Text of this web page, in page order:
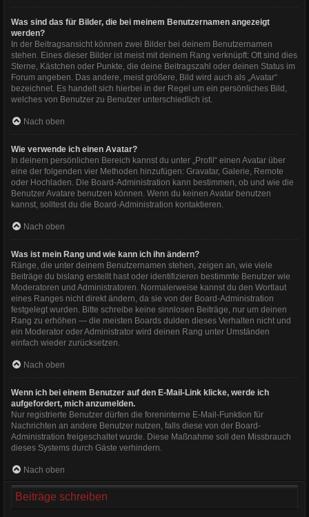
Was sind das für Bilder, die bei meinem Benutzernamen angezeigt
werden?
In der Beitragsansicht können zwei Bilder bei deinem Benutzernamen
stehen. Eines dieser Bilder ist meist mit deinem Rang verknüpft: Oft sind dies
Sterne, Kästchen oder Punkte, die deine Beitragszahl oder deinen Status im
Forum angeben. Das andere, meist größere, Bild wird auch als „Avatar“
bezeichnet. Es handelt sich hierbei in der Regel um ein persönliches Bild,
welches von Benutzer zu Benutzer unterschiedlich ist.
Nach oben
Wie verwende ich einen Avatar?
In deinem persönlichen Bereich kannst du unter „Profil“ einen Avatar über
eine der folgenden vier Methoden hinzufügen: Gravatar, Galerie, Remote
oder Hochladen. Die Board-Administration kann bestimmen, ob und wie die
Benutzer Avatare benutzen können. Wenn du keinen Avatar benutzen
kannst, solltest du die Board-Administration kontaktieren.
Nach oben
Was ist mein Rang und wie kann ich ihn ändern?
Ränge, die unter deinem Benutzernamen stehen, zeigen an, wie viele
Beiträge du bislang erstellt hast oder identifizieren bestimmte Benutzer wie
Moderatoren und Administratoren. Normalerweise kannst du den Wortlaut
eines Ranges nicht direkt ändern, da sie von der Board-Administration
festgelegt wurden. Bitte schreibe keine sinnlosen Beiträge, nur um deinen
Rang zu erhöhen — die meisten Boards dulden dieses Verhalten nicht und
ein Moderator oder Administrator wird deinen Rang unter Umständen
einfach wieder zurücksetzen.
Nach oben
Wenn ich bei einem Benutzer auf den E-Mail-Link klicke, werde ich
aufgefordert, mich anzumelden.
Nur registrierte Benutzer dürfen die foreninterne E-Mail-Funktion für
Nachrichten an andere Benutzer nutzen, falls diese von der Board-
Administration freigeschaltet wurde. Diese Maßnahme soll den Missbrauch
dieses Systems durch Gäste verhindern.
Nach oben
Beiträge schreiben